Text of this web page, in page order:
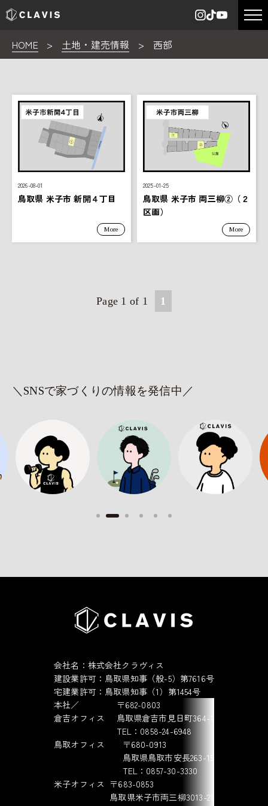
HOME > 土地・建売情報 > 西部
2026-08-01
鳥取県 米子市 新開４丁目
More
2025-01-25
鳥取県 米子市 両三柳②（２
区画）
More
Page 1 of 1 1
＼SNSで家づくりの情報を発信中／
会社名：株式会社クラヴィス
建設業許可：鳥取県知事（般-5）第7616号
宅建業許可：鳥取県知事（1）第1454号
本社／
倉吉オフィス
〒682-0803
鳥取県倉吉市見日町364-1
TEL：0858-24-6948
鳥取オフィス
〒680-0913
鳥取県鳥取市安長263-15
TEL：0857-30-3330
米子オフィス 〒683-0853
鳥取県米子市両三柳3013-21